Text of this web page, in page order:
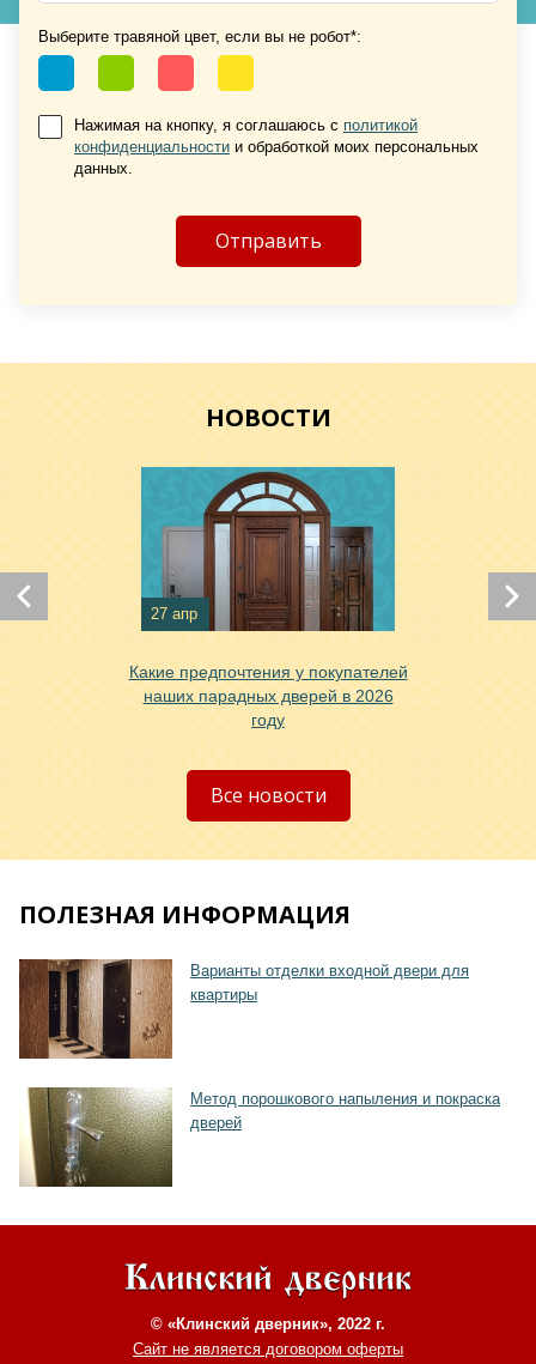
Хочу такую
Хочу такую
Хочу такую
Хочу такую
Выберите травяной цвет, если вы не робот*:
Нажимая на кнопку, я соглашаюсь с политикой
конфиденциальности и обработкой моих персональных
данных.
НОВОСТИ
27 апр
Какие предпочтения у покупателей
наших парадных дверей в 2026
году
Все новости
ПОЛЕЗНАЯ ИНФОРМАЦИЯ
Варианты отделки входной двери для
квартиры
Метод порошкового напыления и покраска
дверей
© «Клинский дверник», 2022 г.
Сайт не является договором оферты